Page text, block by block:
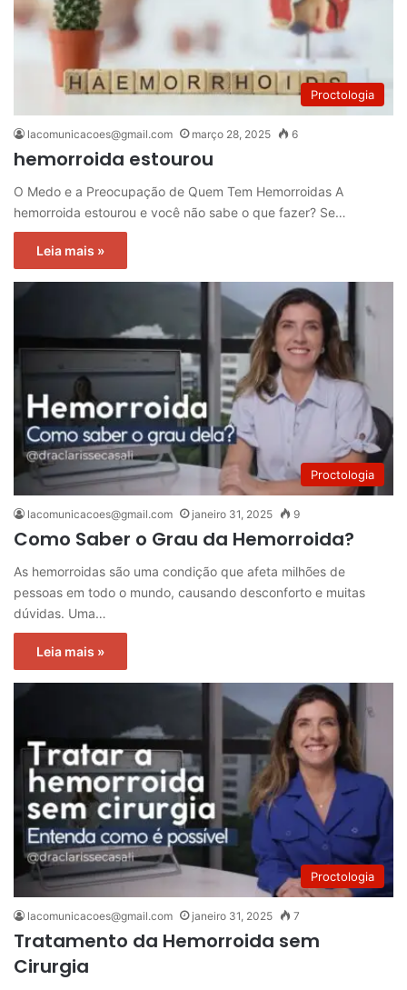
Proctologia
lacomunicacoes@gmail.com março 28, 2025 6
hemorroida estourou
O Medo e a Preocupação de Quem Tem Hemorroidas A
hemorroida estourou e você não sabe o que fazer? Se…
Leia mais »
Proctologia
lacomunicacoes@gmail.com janeiro 31, 2025 9
Como Saber o Grau da Hemorroida?
As hemorroidas são uma condição que afeta milhões de
pessoas em todo o mundo, causando desconforto e muitas
dúvidas. Uma…
Leia mais »
Proctologia
lacomunicacoes@gmail.com janeiro 31, 2025 7
Tratamento da Hemorroida sem
Cirurgia